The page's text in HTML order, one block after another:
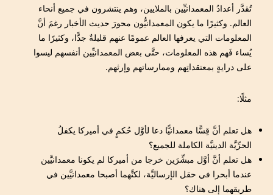
تُقدَّر أعدادُ المعمدانيِّين بالملايين، وهم ينتشرون في جميع أنحاء
العالم. وكثيرًا ما يكون المعمدانيُّون محورَ حديث الأخبار رغمَ أنَّ
المعلومات التي يعرفها العالم عمومًا عنهم قليلةٌ جدًّا، وكثيرًا ما
يُساء فَهم هذه المعلومات، حتَّى بعض المعمدانيِّين أنفسهم ليسوا
على درايةٍ بمعتقداتِهم وممارساتهم وإرثهم.
مثلًا:
هل تعلم أنَّ قِسًّا معمدانيًّا دعا لأوَّل حُكمٍ في أميركا يكفلُ
الحرِّيَّة الدينيَّة الكاملة للجميع؟
هل تعلم أنَّ أوَّل مبشِّرَين خرجا من أميركا لم يكونا معمدانيَّين
عندما أبحرا في حقل الإرساليَّة، لكنَّهما أصبحا معمدانيَّين في
طريقهما إلى هناك؟